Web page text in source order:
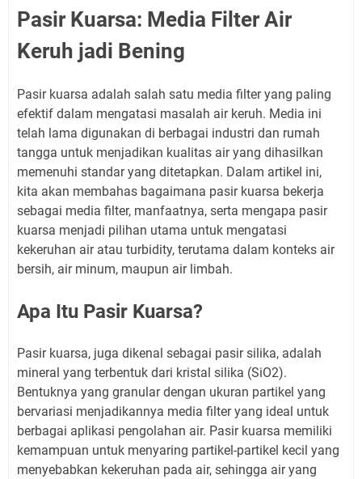
Pasir Kuarsa: Media Filter Air
Keruh jadi Bening
Pasir kuarsa adalah salah satu media filter yang paling
efektif dalam mengatasi masalah air keruh. Media ini
telah lama digunakan di berbagai industri dan rumah
tangga untuk menjadikan kualitas air yang dihasilkan
memenuhi standar yang ditetapkan. Dalam artikel ini,
kita akan membahas bagaimana pasir kuarsa bekerja
sebagai media filter, manfaatnya, serta mengapa pasir
kuarsa menjadi pilihan utama untuk mengatasi
kekeruhan air atau turbidity, terutama dalam konteks air
bersih, air minum, maupun air limbah.
Apa Itu Pasir Kuarsa?
Pasir kuarsa, juga dikenal sebagai pasir silika, adalah
mineral yang terbentuk dari kristal silika (SiO2).
Bentuknya yang granular dengan ukuran partikel yang
bervariasi menjadikannya media filter yang ideal untuk
berbagai aplikasi pengolahan air. Pasir kuarsa memiliki
kemampuan untuk menyaring partikel-partikel kecil yang
menyebabkan kekeruhan pada air, sehingga air yang